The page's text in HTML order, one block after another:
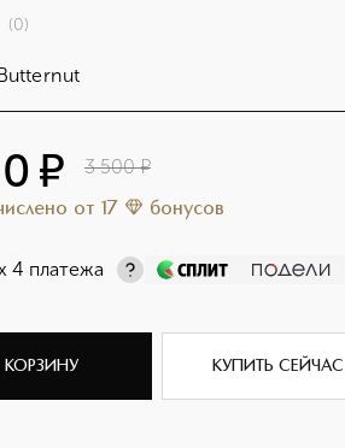
(0)
¤ 3 500 ¤
от 17 бонусов
4 платежа
КОРЗИНУ КУПИТЬ СЕЙЧАС